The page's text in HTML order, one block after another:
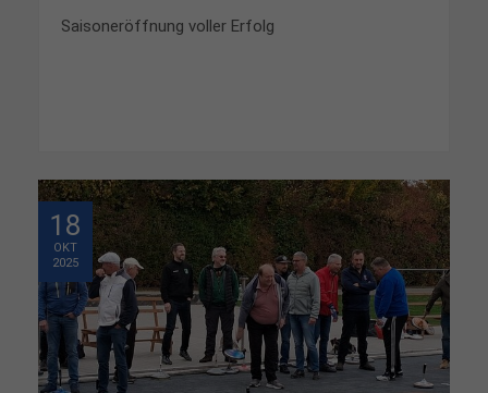
Saisoneröffnung voller Erfolg
18
OKT
2025